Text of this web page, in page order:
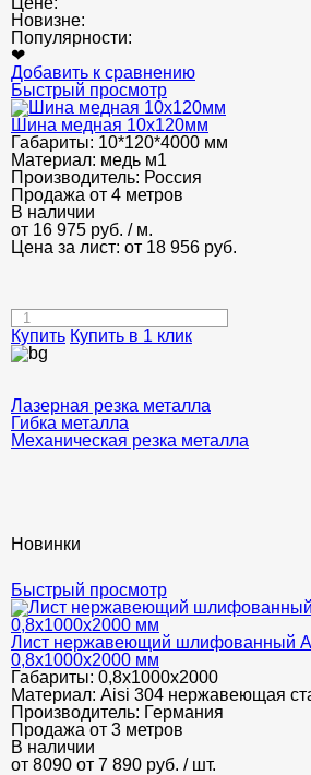
Новизне:
Популярности:
❤
Добавить к сравнению
Быстрый просмотр
Шина медная 10x120мм
Габариты: 10*120*4000 мм
Материал: медь м1
Производитель: Россия
Продажа от 4 метров
В наличии
от 16 975 руб. / м.
Цена за лист: от 18 956 руб.
Купить Купить в 1 клик
Лазерная резка металла
Гибка металла
Механическая резка металла
Новинки
Быстрый просмотр
Лист нержавеющий шлифованный
0,8х1000х2000 мм
Габариты: 0,8х1000х2000
Материал: Aisi 304 нержавеющая
Производитель: Германия
Продажа от 3 метров
В наличии
от 8090 от 7 890 руб. / шт.